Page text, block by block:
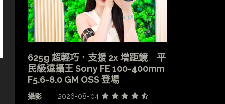
625g 超輕巧．支援 2x 增距鏡 平
民級遠攝王 Sony FE 100-400mm
F5.6-8.0 GM OSS 登場
攝影 2026-08-04